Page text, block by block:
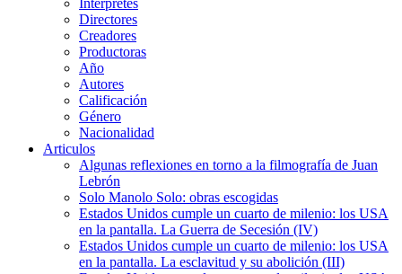
Intérpretes
Directores
Creadores
Productoras
Año
Autores
Calificación
Género
Nacionalidad
Articulos
Algunas reflexiones en torno a la filmografía de Juan
Lebrón
Solo Manolo Solo: obras escogidas
Estados Unidos cumple un cuarto de milenio: los USA
en la pantalla. La Guerra de Secesión (IV)
Estados Unidos cumple un cuarto de milenio: los USA
en la pantalla. La esclavitud y su abolición (III)